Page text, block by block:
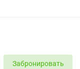
Забронировать